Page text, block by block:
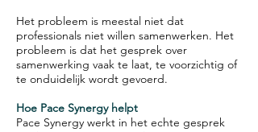
Het probleem is meestal niet dat
professionals niet willen samenwerken. Het
probleem is dat het gesprek over
samenwerking vaak te laat, te voorzichtig of
te onduidelijk wordt gevoerd.
Hoe Pace Synergy helpt
Pace Synergy werkt in het echte gesprek